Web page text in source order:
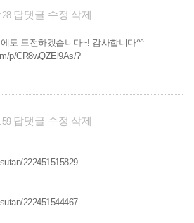
답댓글 수정 삭제
도 도전하겠습니다~! 감사합니다^^
p/CR8wQZEl9As/?
답댓글 수정 삭제
222451515829
222451544467